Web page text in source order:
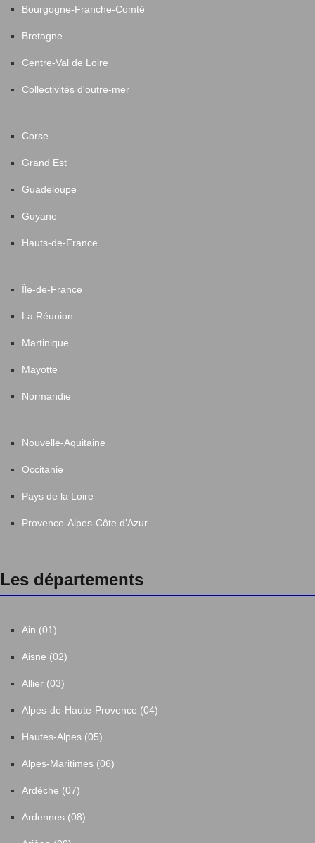
Bourgogne-Franche-Comté
Bretagne
Centre-Val de Loire
Collectivités d'outre-mer
Corse
Grand Est
Guadeloupe
Guyane
Hauts-de-France
Île-de-France
La Réunion
Martinique
Mayotte
Normandie
Nouvelle-Aquitaine
Occitanie
Pays de la Loire
Provence-Alpes-Côte d'Azur
Les départements
Ain (01)
Aisne (02)
Allier (03)
Alpes-de-Haute-Provence (04)
Hautes-Alpes (05)
Alpes-Maritimes (06)
Ardèche (07)
Ardennes (08)